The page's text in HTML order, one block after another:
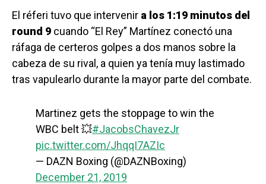
El réferi tuvo que intervenir a los 1:19 minutos del
round 9 cuando “El Rey” Martínez conectó una
ráfaga de certeros golpes a dos manos sobre la
cabeza de su rival, a quien ya tenía muy lastimado
tras vapulearlo durante la mayor parte del combate.
Martinez gets the stoppage to win the
WBC belt 💥#JacobsChavezJr
pic.twitter.com/JhqqI7AZIc
— DAZN Boxing (@DAZNBoxing)
December 21, 2019